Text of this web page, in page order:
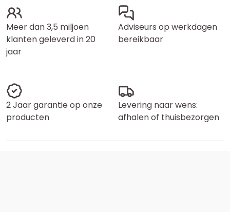
Meer dan 3,5 miljoen
klanten geleverd in 20
jaar
Adviseurs op werkdagen
bereikbaar
2 Jaar garantie op onze
producten
Levering naar wens:
afhalen of thuisbezorgen